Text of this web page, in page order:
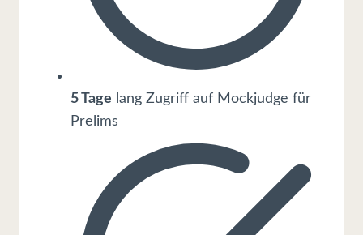
5 Tage lang Zugriff auf Mockjudge für
Prelims